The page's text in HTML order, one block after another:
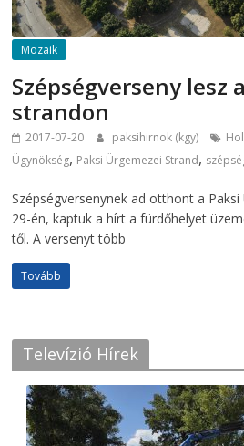
Mozaik
Szépségverseny lesz
strandon
2017-07-20 paksihirnok (kgy)
Ügynökség, Paksi Ürgemezei Strand,
Szépségversenynek ad otthont a
29-én, kaptuk a hírt a fürdőhelyet
től. A versenyt több
Tovább
Televízió Hírek